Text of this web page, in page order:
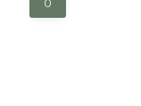
0